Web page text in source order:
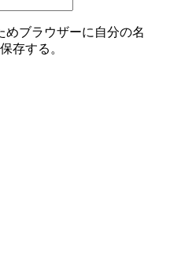
めブラウザーに自分の名
存する。